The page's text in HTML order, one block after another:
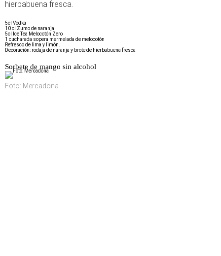
hierbabuena fresca.
5cl Vodka
10 cl Zumo de naranja
5cl Ice Tea Melocotón Zero
1 cucharada sopera mermelada de melocotón
Refresco de lima y limón.
Decoración: rodaja de naranja y brote de hierbabuena fresca
Sorbete de mango sin alcohol
Foto: Mercadona